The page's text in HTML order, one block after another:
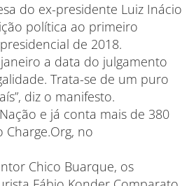
do ex-presidente Luiz Inácio
política ao primeiro
de 2018.
a data do julgamento
Trata-se de um puro
diz o manifesto.
e já conta mais de 380
Charge.Org, no
Chico Buarque, os